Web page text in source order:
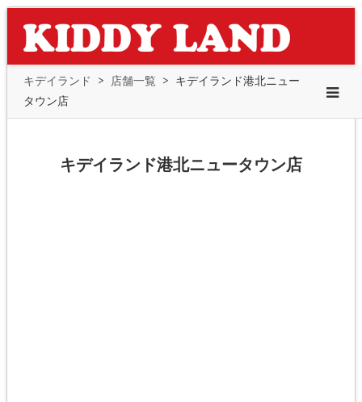
キデイランド > 店舗一覧 > キデイランド港北ニュー
タウン店
キデイランド港北ニュータウン店